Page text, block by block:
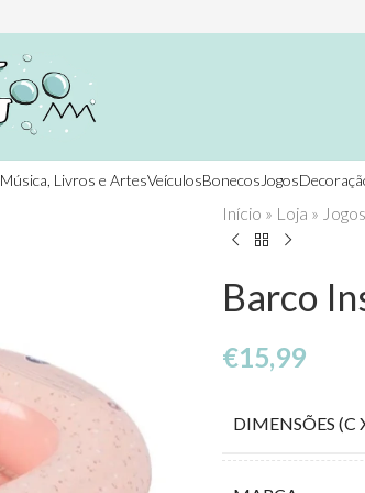
Música, Livros e ArtesVeículosBonecos Jogos
Início » Loja » Jogos
Barco
€15,99
DIMENSÕES (C